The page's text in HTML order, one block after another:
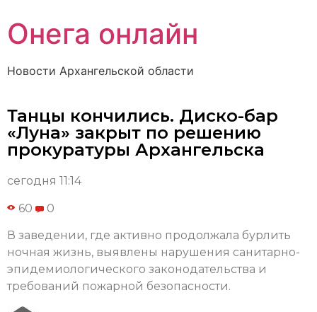
Онега онлайн
Новости Архангельской области
Танцы кончились. Диско-бар
«Луна» закрыт по решению
прокуратуры Архангельска
сегодня 11:14
60 0
В заведении, где активно продолжала бурлить
ночная жизнь, выявлены нарушения санитарно-
эпидемиологического законодательства и
требований пожарной безопасности.